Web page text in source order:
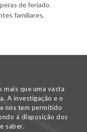
de feriado.
familiares.
mais que uma vasta
A investigação e o
nos tem permitido
à disposição dos
saber.